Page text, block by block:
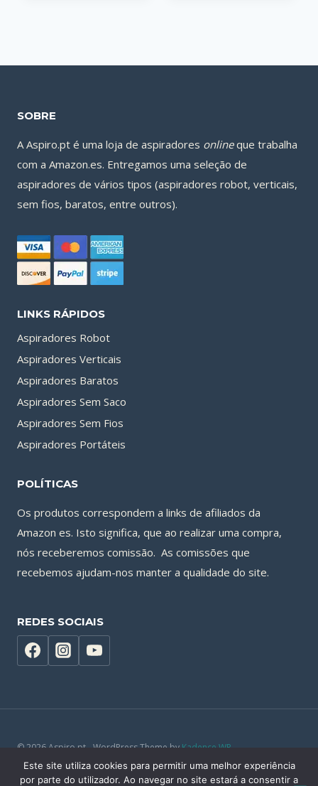
SOBRE
A Aspiro.pt é uma loja de aspiradores onlineque trabalha
com a Amazon.es. Entregamos uma seleção de
aspiradores de vários tipos (aspiradores robot, verticais,
sem fios, baratos, entre outros).
LINKS RÁPIDOS
Aspiradores Robot
Aspiradores Verticais
Aspiradores Baratos
Aspiradores Sem Saco
Aspiradores Sem Fios
Aspiradores Portáteis
POLÍTICAS
Os produtos correspondem a links de afiliados da
Amazon es. Isto significa, que ao realizar uma compra,
nós receberemos comissão. As comissões que
recebemos ajudam-nos manter a qualidade do site.
REDES SOCIAIS
© 2026 Aspiro.pt - WordPress Theme byKadence WP
Política de Privacidade|Política de Cookies|Termos e Serviços|
Este site utiliza cookies para permitir uma melhor experiência
por parte do utilizador. Ao navegar no site estará a consentir a